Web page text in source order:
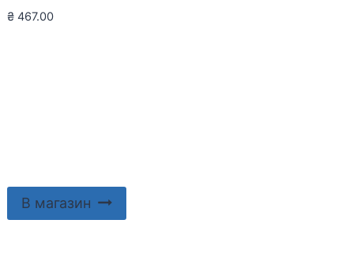
₴467.00
В магазин